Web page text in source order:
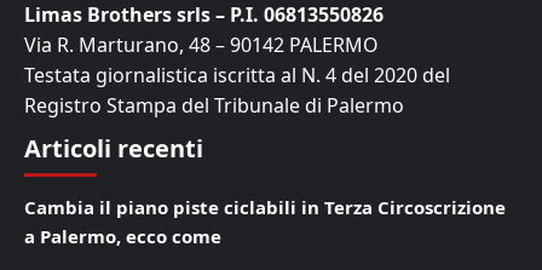
Limas Brothers srls – P.I. 06813550826
Via R. Marturano, 48 – 90142 PALERMO
Testata giornalistica iscritta al N. 4 del 2020 del
Registro Stampa del Tribunale di Palermo
Articoli recenti
Cambia il piano piste ciclabili in Terza Circoscrizione
a Palermo, ecco come